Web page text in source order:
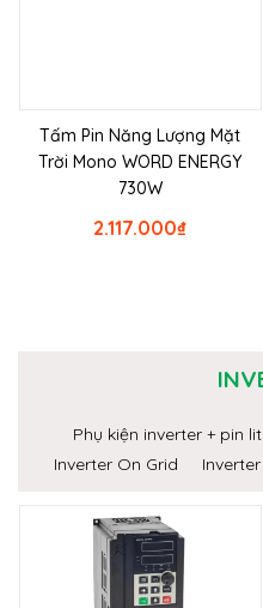
Tấm Pin Năng Lượng Mặt
Trời Mono WORD ENERGY
730W
₫
2.117.000
Phụ kiện inverter + pin
Inverter On Grid